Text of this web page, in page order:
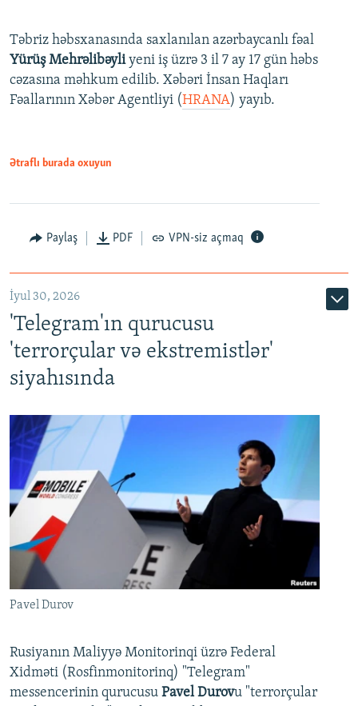
Təbriz həbsxanasında saxlanılan azərbaycanlı fəal
Yürüş Mehrəlibəyliyeni iş üzrə 3 il 7 ay 17 gün həbs
cəzasına məhkum edilib. Xəbəri İnsan Haqları
Fəallarının Xəbər Agentliyi (HRANA) yayıb.
Ətraflı burada oxuyun
Paylaş PDF VPN-siz açmaq
İyul 30, 2026
'Telegram'ın qurucusu
'terrorçular və ekstremistlər'
siyahısında
Pavel Durov
Rusiyanın Maliyyə Monitorinqi üzrə Federal
Xidməti (Rosfinmonitorinq) "Telegram"
messencerinin qurucusu Pavel Durovu "terrorçular